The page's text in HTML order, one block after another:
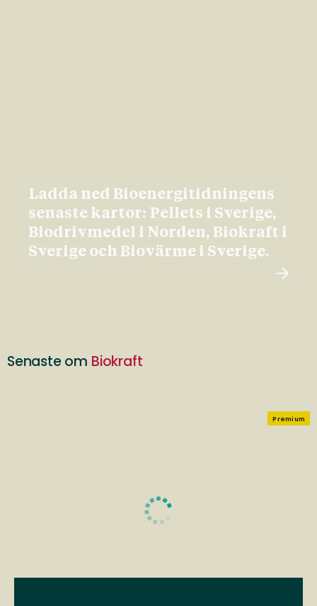
Ladda ned Bioenergitidningens
senaste kartor: Pellets i Sverige,
Biodrivmedel i Norden, Biokraft i
Sverige och Biovärme i Sverige.
Senaste om Biokraft
Premium